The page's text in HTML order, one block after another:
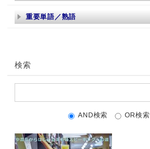
重要単語／熟語
検索
AND検索 OR検索